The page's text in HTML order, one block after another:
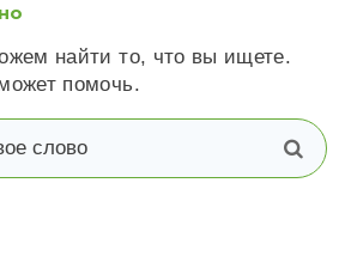
найти то, что вы ищете.
помочь.